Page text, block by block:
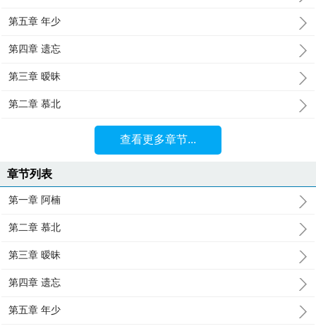
第五章 年少
第四章 遗忘
第三章 暧昧
第二章 慕北
查看更多章节...
章节列表
第一章 阿楠
第二章 慕北
第三章 暧昧
第四章 遗忘
第五章 年少